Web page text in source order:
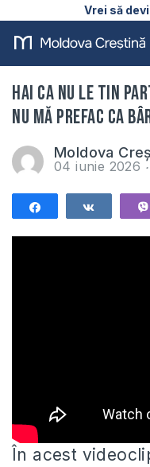
Vrei să
Hai ca nu le tin
nu mă prefac ca
Moldova
04 iunie 2026
În acest